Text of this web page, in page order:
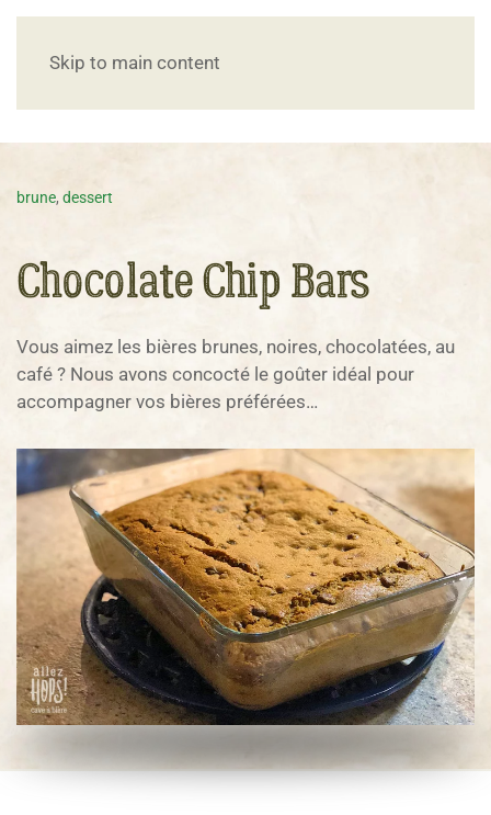
Skip to main content
brune, dessert
Chocolate Chip Bars
Vous aimez les bières brunes, noires, chocolatées, au
café ? Nous avons concocté le goûter idéal pour
accompagner vos bières préférées…